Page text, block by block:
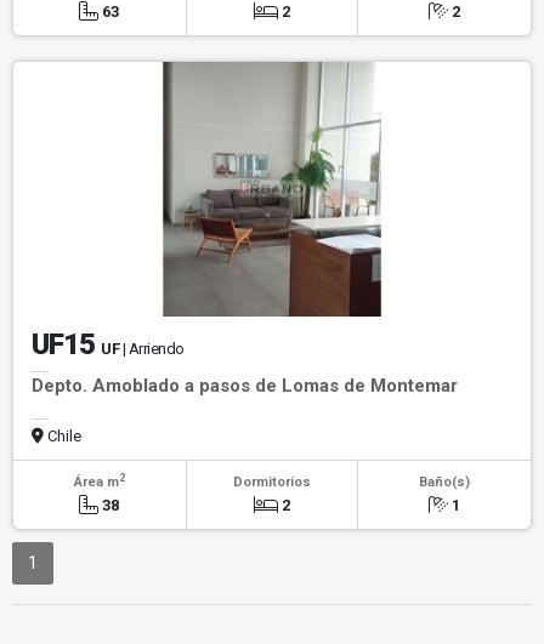
63 2 2
UF15 UF | Arriendo
Depto. Amoblado a pasos de Lomas de Montemar
Chile
Área m2
38
Dormitorios
2
Baño(s)
1
1